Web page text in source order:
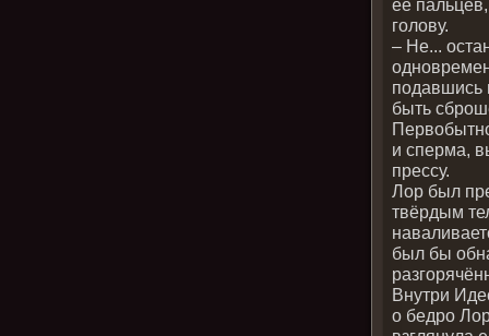
голову.
– Не...
подавшись
быть
и сперма,
прессу.
Лор был
твёрдым
был бы
Внутри
о бедро